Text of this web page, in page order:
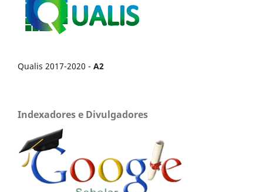
Qualis 2017-2020 - A2
Indexadores e Divulgadores